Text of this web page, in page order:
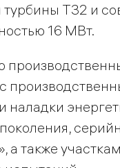
турбины Т32 и
16 МВт.
наладки
а также